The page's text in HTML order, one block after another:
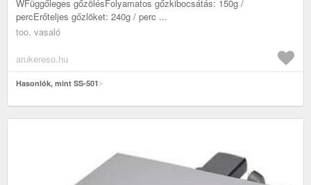
WFüggőleges gőzölésFolyamatos gőzkibocsátás: 150g /
percErőteljes gőzlöket: 240g / perc ...
too, vasaló
arukereso.hu
Hasonlók, mint SS-501